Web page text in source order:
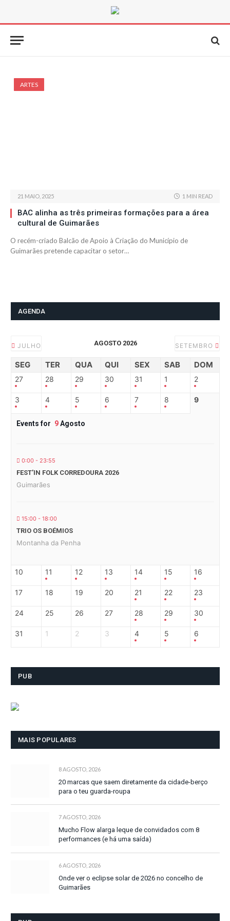
ARTES
21 MAIO, 2025 1 MIN READ
BAC alinha as três primeiras formações para a área
cultural de Guimarães
O recém-criado Balcão de Apoio à Criação do Município de
Guimarães pretende capacitar o setor…
AGENDA
JULHO AGOSTO 2026 SETEMBRO
SEG TER QUA QUI SEX SAB DOM
27 28 29 30 31 1 2
3 4 5 6 7 8 9
Events for 9Agosto
0:00 - 23:55
FEST’IN FOLK CORREDOURA 2026
Guimarães
15:00 - 18:00
TRIO OS BOÉMIOS
Montanha da Penha
10 11 12 13 14 15 16
17 18 19 20 21 22 23
24 25 26 27 28 29 30
31 1 2 3 4 5 6
PUB
MAIS POPULARES
8 AGOSTO, 2026
20 marcas que saem diretamente da cidade-berço
para o teu guarda-roupa
7 AGOSTO, 2026
Mucho Flow alarga leque de convidados com 8
performances (e há uma saída)
6 AGOSTO, 2026
Onde ver o eclipse solar de 2026 no concelho de
Guimarães